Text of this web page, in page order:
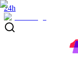
24h